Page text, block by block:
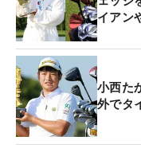
イアン
小西た
外でタ